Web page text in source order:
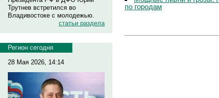
Трутнев встретился во
Владивостоке с молодежью.
статьи раздела
Регион сегодня
28 Мая 2026, 14:14
по городам